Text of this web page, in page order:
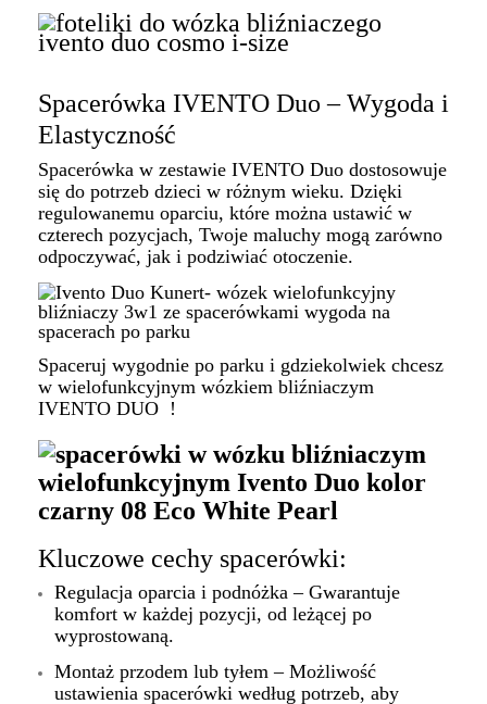
Spacerówka IVENTO Duo – Wygoda i
Elastyczność
Spacerówka w zestawie IVENTO Duo dostosowuje
się do potrzeb dzieci w różnym wieku. Dzięki
regulowanemu oparciu, które można ustawić w
czterech pozycjach, Twoje maluchy mogą zarówno
odpoczywać, jak i podziwiać otoczenie.
Spaceruj wygodnie po parku i gdziekolwiek chcesz
w wielofunkcyjnym wózkiem bliźniaczym
IVENTO DUO !
Kluczowe cechy spacerówki:
Regulacja oparcia i podnóżka – Gwarantuje
komfort w każdej pozycji, od leżącej po
wyprostowaną.
Montaż przodem lub tyłem – Możliwość
ustawienia spacerówki według potrzeb, aby